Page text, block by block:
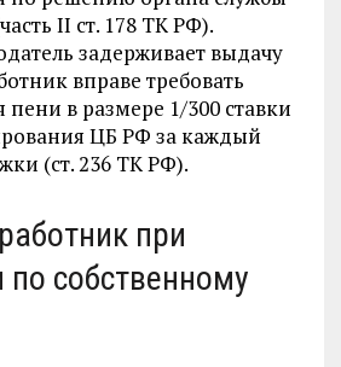
II ст. 178 ТК РФ).
задерживает выдачу
вправе требовать
пени в размере 1/300 ставки
ЦБ РФ за каждый
(ст. 236 ТК РФ).
при
по собственному